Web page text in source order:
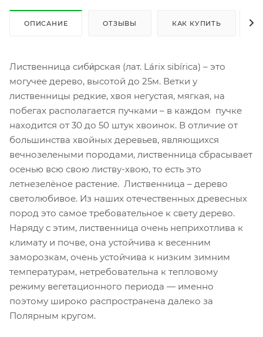
ОПИСАНИЕ ОТЗЫВЫ КАК КУПИТЬ
Лиственница сиби́рская (лат. Lárix sibírica) – это
могучее дерево, высотой до 25м. Ветки у
лиственницы редкие, хвоя негустая, мягкая, на
побегах располагается пучками – в каждом пучке
находится от 30 до 50 штук хвоинок. В отличие от
большинства хвойных деревьев, являющихся
вечнозелеными породами, лиственница сбрасывает
осенью всю свою листву-хвою, то есть это
летнезелёное растение. Лиственница – дерево
светолюбивое. Из наших отечественных древесных
пород это самое требовательное к свету дерево.
Наряду с этим, лиственница очень неприхотлива к
климату и почве, она устойчива к весенним
заморозкам, очень устойчива к низким зимним
температурам, нетребовательна к тепловому
режиму вегетационного периода — именно
поэтому широко распространена далеко за
Полярным кругом.